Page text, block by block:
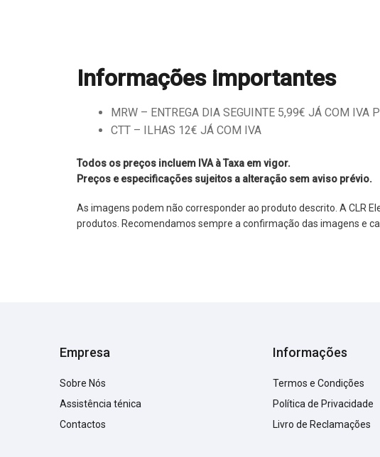
Informações importantes
MRW – ENTREGA DIA SEGUINTE 5,99€ JÁ COM IVA
CTT – ILHAS 12€ JÁ COM IVA
Todos os preços incluem IVA à Taxa em vigor.
Preços e especificações sujeitos a alteração sem aviso prévio.
As imagens podem não corresponder ao produto descrito. A CLR
produtos. Recomendamos sempre a confirmação das imagens e
Empresa
Sobre Nós
Assistência ténica
Contactos
Informações
Termos e Condições
Política de Privacidade
Livro de Reclamações